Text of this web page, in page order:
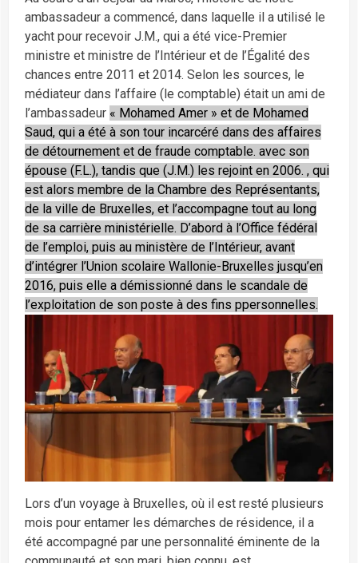
ambassadeur a commencé, dans laquelle il a utilisé le
yacht pour recevoir J.M., qui a été vice-Premier
ministre et ministre de l’Intérieur et de l’Égalité des
chances entre 2011 et 2014. Selon les sources, le
médiateur dans l’affaire (le comptable) était un ami de
l’ambassadeur « Mohamed Amer » et de Mohamed
Saud, qui a été à son tour incarcéré dans des affaires
de détournement et de fraude comptable. avec son
épouse (F.L.), tandis que (J.M.) les rejoint en 2006. , qui
est alors membre de la Chambre des Représentants,
de la ville de Bruxelles, et l’accompagne tout au long
de sa carrière ministérielle. D’abord à l’Office fédéral
de l’emploi, puis au ministère de l’Intérieur, avant
d’intégrer l’Union scolaire Wallonie-Bruxelles jusqu’en
2016, puis elle a démissionné dans le scandale de
l’exploitation de son poste à des fins ppersonnelles.
Lors d’un voyage à Bruxelles, où il est resté plusieurs
mois pour entamer les démarches de résidence, il a
été accompagné par une personnalité éminente de la